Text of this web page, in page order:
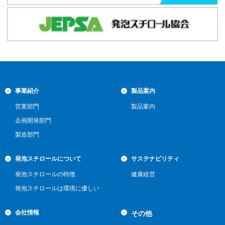
事業紹介
営業部門
企画開発部門
製造部門
製品案内
製品案内
発泡スチロールについて
発泡スチロールの特徴
発泡スチロールは環境に優しい
サステナビリティ
健康経営
会社情報 その他